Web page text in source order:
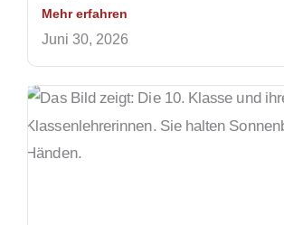
Mehr erfahren
Juni 30, 2026